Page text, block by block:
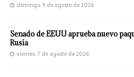
domingo, 9 de agosto de 2026
Senado de EEUU aprueba nuevo
Rusia
viernes, 7 de agosto de 2026